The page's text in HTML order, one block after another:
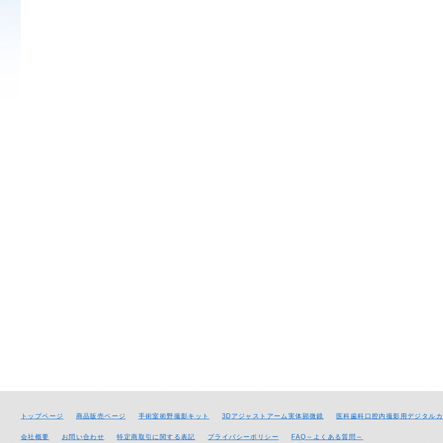
トップページ 商品販売ページ 手術室術野撮影キット 3Dアジャストアーム実体顕微鏡 医科歯科口腔内撮影用デジタル
会社概要 お問い合わせ 特定商取引に関する表記 プライバシーポリシー FAQ～よくある質問～